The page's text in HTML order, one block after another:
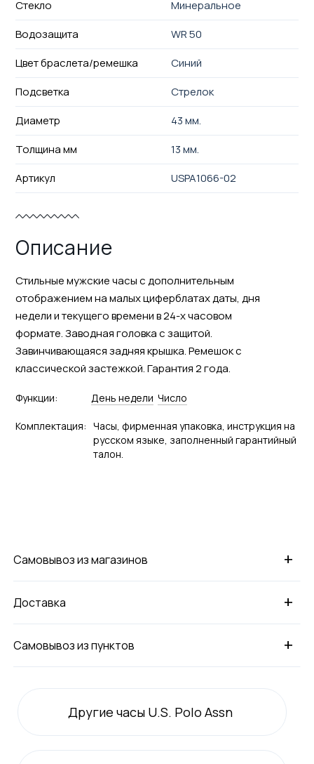
Стекло
Минеральное
Водозащита
WR 50
Цвет браслета/ремешка
Синий
Подсветка
Стрелок
Диаметр
43 мм.
Толщина мм
13 мм.
Артикул
USPA1066-02
Описание
Стильные мужские часы с дополнительным
отображением на малых циферблатах даты, дня
недели и текущего времени в 24-х часовом
формате. Заводная головка с защитой.
Завинчивающаяся задняя крышка. Ремешок с
классической застежкой. Гарантия 2 года.
Функции: День недели Число
Комплектация: Часы, фирменная упаковка, инструкция на
русском языке, заполненный гарантийный
талон.
+
Самовывоз из магазинов
+
Доставка
+
Самовывоз из пунктов
Другие часы U.S. Polo Assn